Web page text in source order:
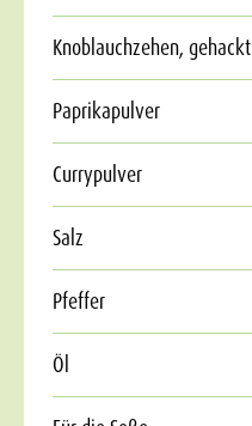
Knoblauchzehen, gehackt
Paprikapulver
Currypulver
Salz
Pfeffer
Öl